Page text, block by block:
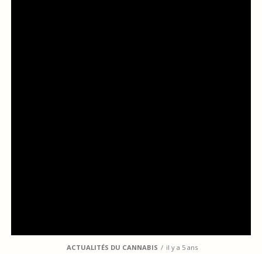
ACTUALITÉS DU CANNABIS il y a 5 ans